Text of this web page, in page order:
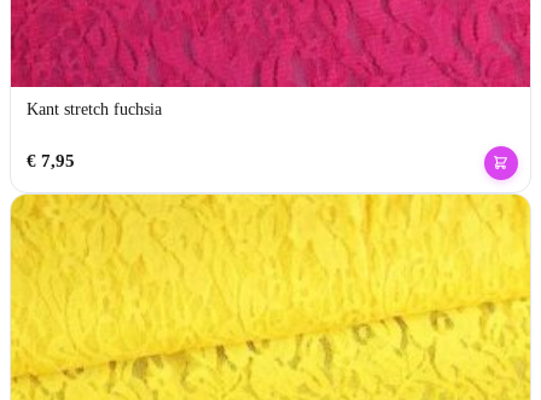
Kant stretch fuchsia
€7,95